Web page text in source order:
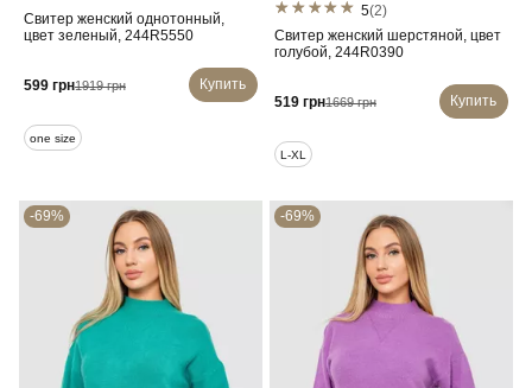
Свитер женский однотонный,
цвет зеленый, 244R5550
599 грн1919 грн Купить
one size
5(2)
Свитер женский шерстяной, цвет
голубой, 244R0390
519 грн1669 грн Купить
L-XL
-69% -69%